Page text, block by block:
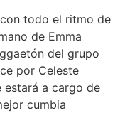
todo el ritmo de
de Emma
del grupo
por Celeste
estará a cargo de
cumbia